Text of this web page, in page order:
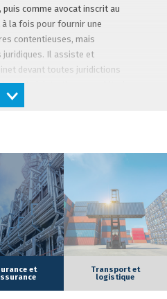
puis comme avocat inscrit au
la fois pour fournir une
contentieuses, mais
juridiques. Il assiste et
devant toutes juridictions
administratives ou arbitrales.
maritimes, terrestres et
ou pollutions aux
porte également sur les
et les préjudices
Médiateur et il intervient
d’accords
meilleurs avocats selon le guide
les catégories Sinistres et
et
Transport et
logistique